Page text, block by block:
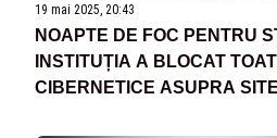
19 mai 2025, 20:43
NOAPTE DE FOC PENTRU
INSTITUȚIA A BLOCAT
CIBERNETICE ASUPRA